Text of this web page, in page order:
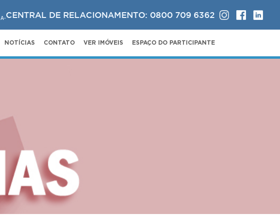
A-CENTRAL DE RELACIONAMENTO: 0800 709 6362
NOTÍCIAS CONTATO VER IMÓVEIS ESPAÇO DO PARTICIPANTE